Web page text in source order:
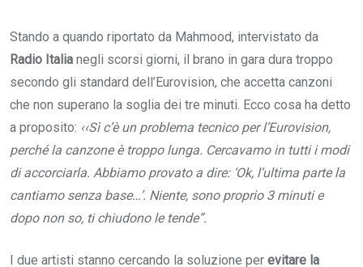
Stando a quando riportato da Mahmood, intervistato da
Radio Italia negli scorsi giorni, il brano in gara dura troppo
secondo gli standard dell’Eurovision, che accetta canzoni
che non superano la soglia dei tre minuti. Ecco cosa ha detto
a proposito: ‹‹Sì c’è un problema tecnico per l’Eurovision,
perché la canzone è troppo lunga. Cercavamo in tutti i modi
di accorciarla. Abbiamo provato a dire: ‘Ok, l’ultima parte la
cantiamo senza base…’. Niente, sono proprio 3 minuti e
dopo non so, ti chiudono le tende”.
I due artisti stanno cercando la soluzione per evitare la